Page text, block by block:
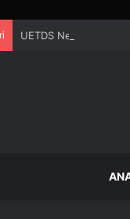
UETDS Nedir ?